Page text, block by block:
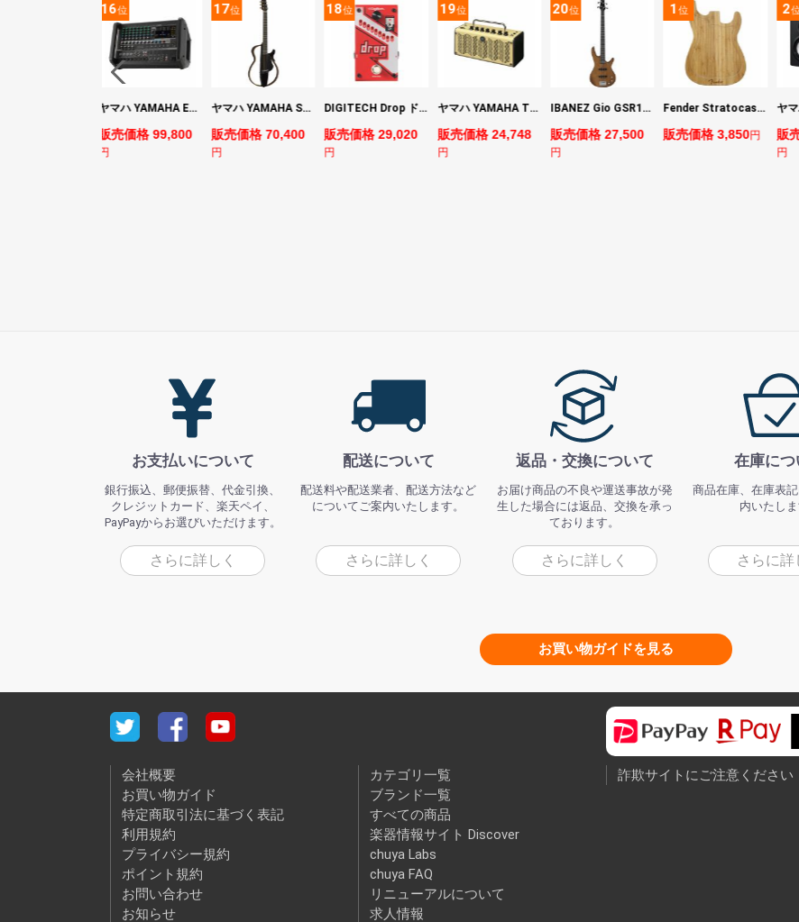
16位
ヤマハ YAMAHA EMX7 12ch パワードミキサー
販売価格 99,800
円
17位
ヤマハ YAMAHA SLG200S TBL サイレントギター
販売価格 70,400
円
18位
DIGITECH Drop ドロップ・リチューニング・エフェクト
販売価格 29,020
円
19位
ヤマハ YAMAHA THR5 コンパクトギターアンプ 小型アンプ
販売価格 24,748
円
20位
IBANEZ Gio GSR180-LBF エレキベース
販売価格 27,500
円
1位
Fender Stratocaster Cutting Board カッティングボード（まな板）
販売価格 3,850円
2
販
円
お支払いについて
銀行振込、郵便振替、代金引換、
クレジットカード、楽天ペイ、
PayPayからお選びいただけます。
さらに詳しく
配送について
配送料や配送業者、配送方法など
についてご案内いたします。
さらに詳しく
返品・交換について
お届け商品の不良や運送事故が発
生した場合には返品、交換を承っ
ております。
さらに詳しく
在庫につ
商品在庫、在庫表
内いたしま
さらに詳
お買い物ガイドを見る
会社概要
お買い物ガイド
特定商取引法に基づく表記
利用規約
プライバシー規約
ポイント規約
お問い合わせ
お知らせ
カテゴリ一覧
ブランド一覧
すべての商品
楽器情報サイト Discover
chuya Labs
chuya FAQ
リニューアルについて
求人情報
詐欺サイトにご注意ください